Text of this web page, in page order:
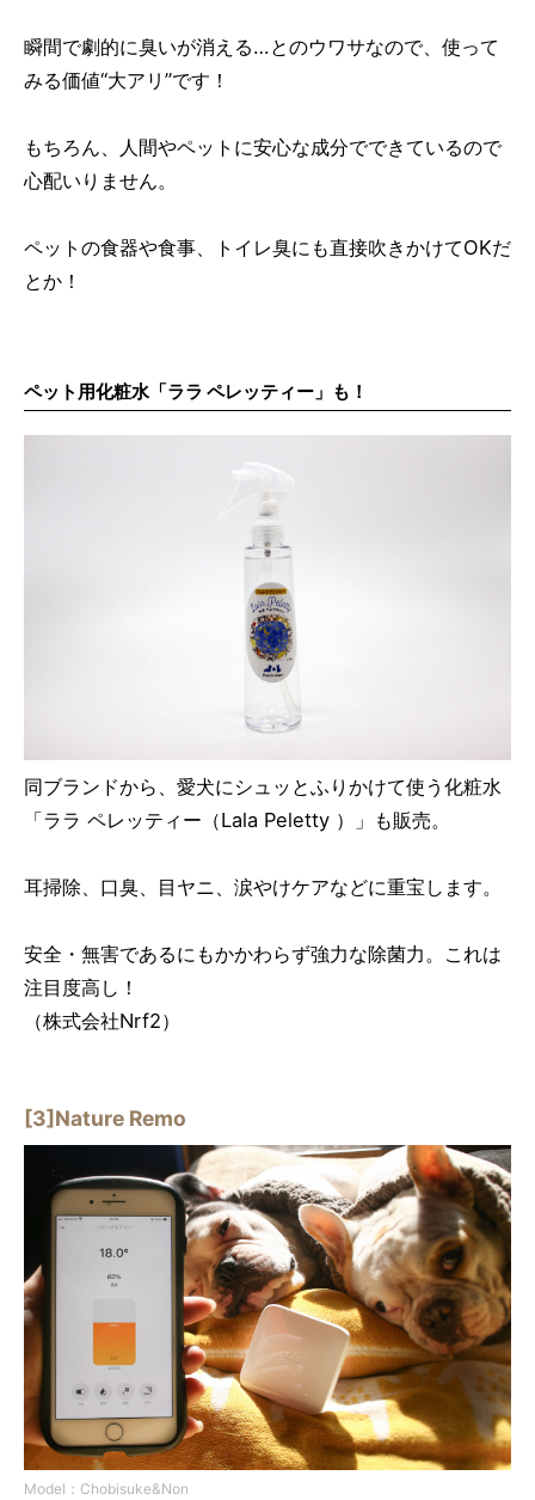
瞬間で劇的に臭いが消える…とのウワサなので、使って
みる価値“大アリ”です！
もちろん、人間やペットに安心な成分でできているので
心配いりません。
ペットの食器や食事、トイレ臭にも直接吹きかけてOKだ
とか！
ペット用化粧水「ララ ペレッティー 」も！
同ブランドから、愛犬にシュッとふりかけて使う化粧水
「ララ ペレッティー（Lala Peletty ）」も販売。
耳掃除、口臭、目ヤニ、涙やけケアなどに重宝します。
安全・無害であるにもかかわらず強力な除菌力。これは
注目度高し！
（株式会社Nrf2）
[3]Nature Remo
Model：Chobisuke&Non